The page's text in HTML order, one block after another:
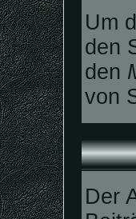
Um
den
den
von
Der